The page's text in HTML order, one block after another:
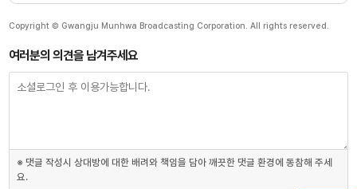
Copyright © Gwangju Munhwa Broadcasting Corporation. All rights reserved.
여러분의 의견을 남겨주세요
※ 댓글 작성시 상대방에 대한 배려와 책임을 담아 깨끗한 댓글 환경에 동참해 주세
요.